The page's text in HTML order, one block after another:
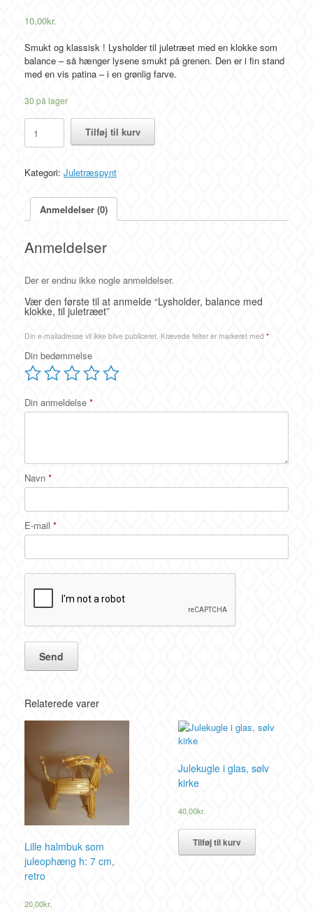
10,00kr.
Smukt og klassisk ! Lysholder til juletræet med en klokke som
balance – så hænger lysene smukt på grenen. Den er i fin stand
med en vis patina – i en grønlig farve.
30 på lager
balance
med
til
antal
Tilføj til kurv
Kategori: Juletræspynt
Anmeldelser (0)
Anmeldelser
Der er endnu ikke nogle anmeldelser.
Vær den første til at anmelde “Lysholder, balance med
klokke, til juletræet”
Din e-mailadresse vil ikke blive publiceret. Krævede felter er markeret med *
Din bedømmelse
Din anmeldelse *
Navn *
E-mail *
Relaterede varer
Lille halmbuk som
juleophæng h: 7 cm,
retro
20,00kr.
Julekugle i glas, sølv
kirke
40,00kr.
Tilføj til kurv